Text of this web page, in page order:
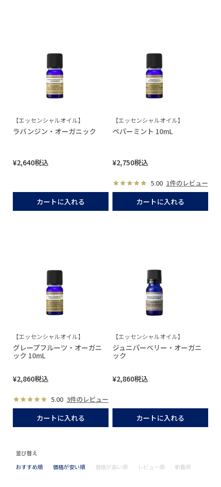
【エッセンシャルオイル】
ラバンジン・オーガニック
¥2,640税込
カートに入れる
【エッセンシャルオイル】
ペパーミント 10mL
¥2,750税込
5.00 1件のレビュー
カートに入れる
【エッセンシャルオイル】
グレープフルーツ・オーガニ
ック 10mL
¥2,860税込
5.00 3件のレビュー
カートに入れる
【エッセンシャルオイル】
ジュニパーベリー・オーガニ
ック
¥2,860税込
カートに入れる
並び替え
おすすめ順
価格が安い順 価格が高い順 レビュー順 新着順